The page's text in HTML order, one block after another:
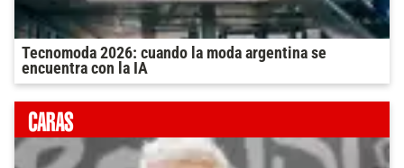
Tecnomoda 2026: cuando la moda argentina se
encuentra con la IA